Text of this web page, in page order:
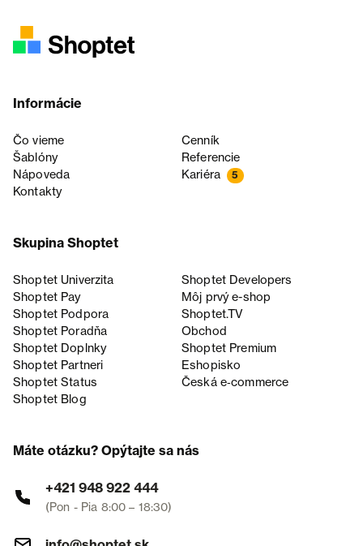
Informácie
Čo vieme
Cenník
Šablóny
Referencie
Nápoveda
Kariéra 5
Kontakty
Skupina Shoptet
Shoptet Univerzita
Shoptet Developers
Shoptet Pay
Môj prvý e-shop
Shoptet Podpora
Shoptet.TV
Shoptet Poradňa
Obchod
Shoptet Doplnky
Shoptet Premium
Shoptet Partneri
Eshopisko
Shoptet Status
Česká e‑commerce
Shoptet Blog
Máte otázku? Opýtajte sa nás
+421 948 922 444
(Pon - Pia 8:00 – 18:30)